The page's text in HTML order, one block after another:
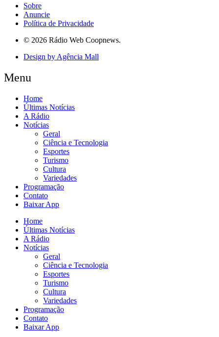
Sobre
Anuncie
Política de Privacidade
© 2026 Rádio Web Coopnews.
Design by Agência Mall
Menu
Home
Últimas Notícias
A Rádio
Notícias
Geral
Ciência e Tecnologia
Esportes
Turismo
Cultura
Variedades
Programação
Contato
Baixar App
Home
Últimas Notícias
A Rádio
Notícias
Geral
Ciência e Tecnologia
Esportes
Turismo
Cultura
Variedades
Programação
Contato
Baixar App